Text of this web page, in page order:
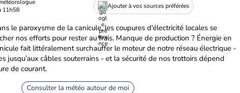
11h58
Ajouter à vos sources préférées
le paroxysme de la canicule, les coupures d'électricité locales se
nos efforts pour rester au frais. Manque de production ? Énergie en
fait littéralement surchauffer le moteur de notre réseau électrique -
jusqu’aux câbles souterrains - et la sécurité de nos trottoirs dépend
de courant.
Consulter la météo autour de moi